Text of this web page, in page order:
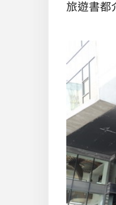
旅遊書都